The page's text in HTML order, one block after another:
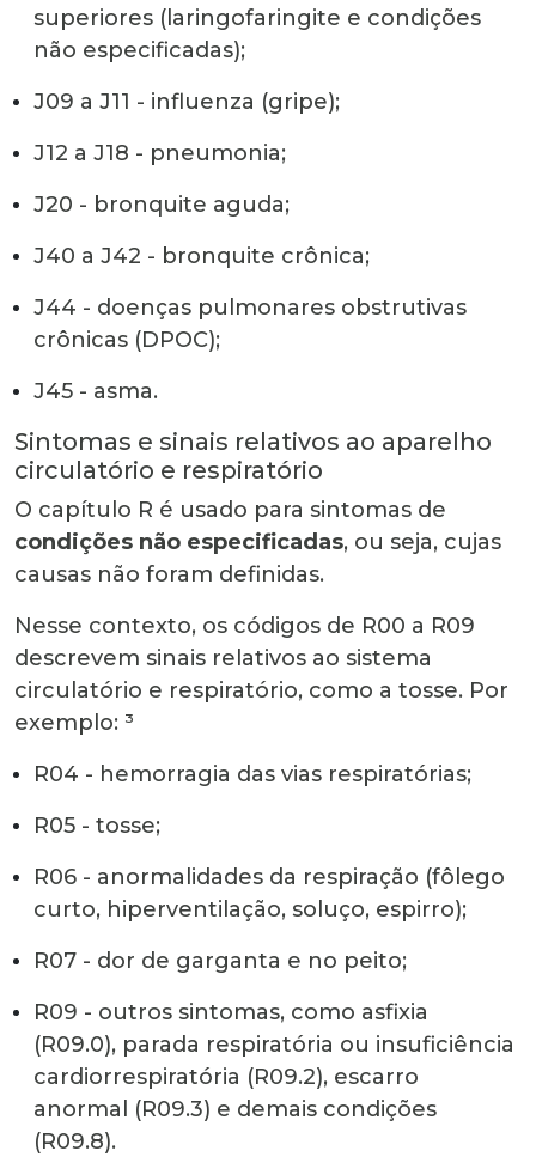
superiores (laringofaringite e condições
não especificadas);
J09 a J11 - influenza (gripe);
J12 a J18 - pneumonia;
J20 - bronquite aguda;
J40 a J42 - bronquite crônica;
J44 - doenças pulmonares obstrutivas
crônicas (DPOC);
J45 - asma.
Sintomas e sinais relativos ao aparelho
circulatório e respiratório
O capítulo R é usado para sintomas de
condições não especificadas, ou seja, cujas
causas não foram definidas.
Nesse contexto, os códigos de R00 a R09
descrevem sinais relativos ao sistema
circulatório e respiratório, como a tosse. Por
exemplo: ³
R04 - hemorragia das vias respiratórias;
R05 - tosse;
R06 - anormalidades da respiração (fôlego
curto, hiperventilação, soluço, espirro);
R07 - dor de garganta e no peito;
R09 - outros sintomas, como asfixia
(R09.0), parada respiratória ou insuficiência
cardiorrespiratória (R09.2), escarro
anormal (R09.3) e demais condições
(R09.8).